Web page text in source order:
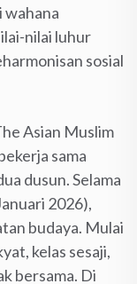
wahana
nilai luhur
sosial
Asian Muslim
sama
dusun. Selama
2026),
budaya. Mulai
kelas sesaji,
bersama. Di